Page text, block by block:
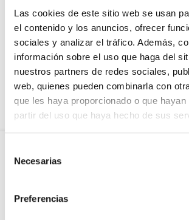
Las cookies de este sitio web se usan
el contenido y los anuncios, ofrecer
sociales y analizar el tráfico. Además,
información sobre el uso que haga del
nuestros partners de redes sociales,
web, quienes pueden combinarla con
que les haya proporcionado o que hayan
partir del uso que haya hecho de sus
Necesarias
Preferencias
En Xikara, sabemos que la cocina es
hogar. No es solo un lugar para
espacio donde compartimos
recuerdos y disfrutamos de la
Leer más